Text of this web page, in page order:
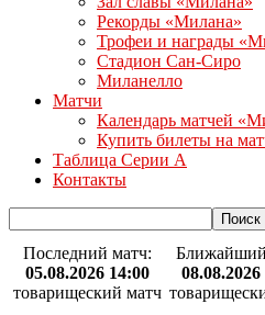
Рекорды «Милана»
Трофеи и награды
Стадион Сан-Сиро
Миланелло
Матчи
Календарь матчей
Купить билеты на
Таблица Серии А
Контакты
Последний матч:
05.08.2026 14:00
товарищеский матч
08.08.2026